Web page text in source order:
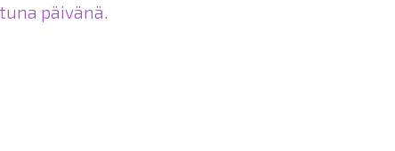
päivänä.